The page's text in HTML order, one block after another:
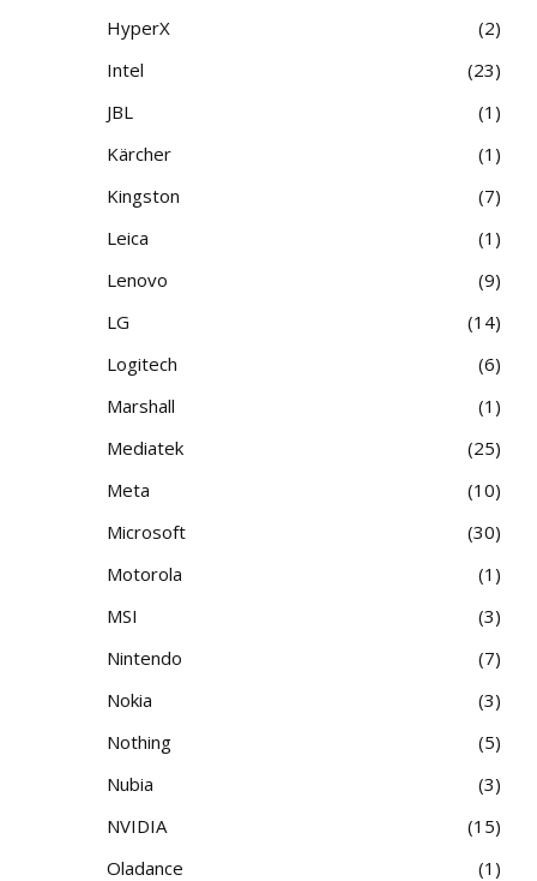
HyperX
2
Intel
23
JBL
1
Kärcher
1
Kingston
7
Leica
1
Lenovo
9
LG
14
Logitech
6
Marshall
1
Mediatek
25
Meta
10
Microsoft
30
Motorola
1
MSI
3
Nintendo
7
Nokia
3
Nothing
5
Nubia
3
NVIDIA
15
Oladance
1